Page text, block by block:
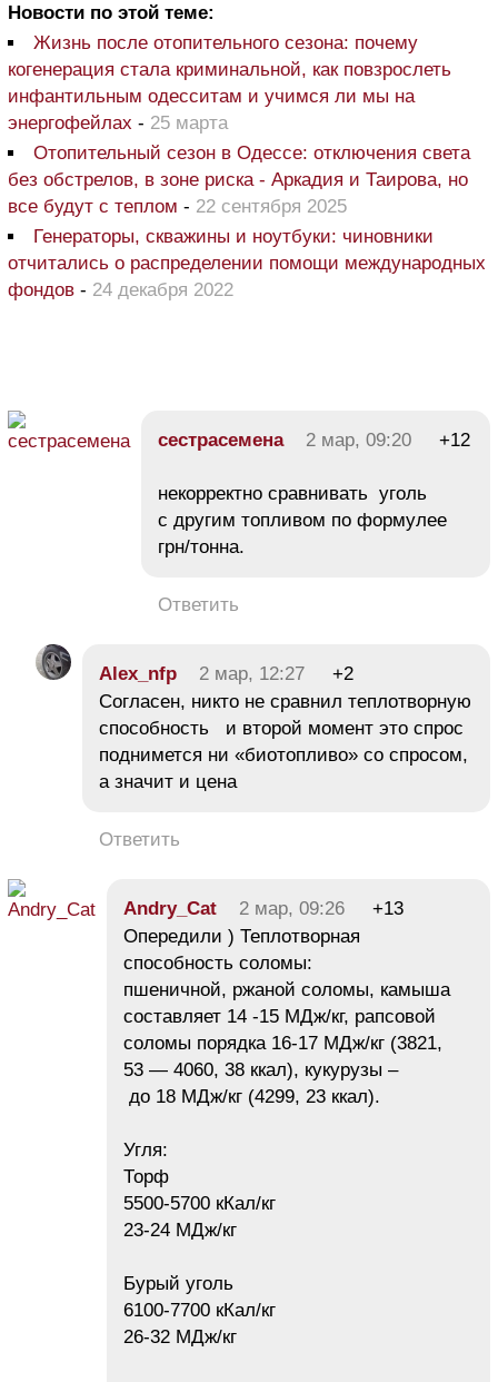
Новости по этой теме:
Жизнь после отопительного сезона: почему
когенерация стала криминальной, как повзрослеть
инфантильным одесситам и учимся ли мы на
энергофейлах - 25 марта
Отопительный сезон в Одессе: отключения света
без обстрелов, в зоне риска - Аркадия и Таирова, но
все будут с теплом - 22 сентября 2025
Генераторы, скважины и ноутбуки: чиновники
отчитались о распределении помощи международных
фондов - 24 декабря 2022
сестрасемена 2 мар, 09:20 +12
некорректно сравнивать уголь
с другим топливом по формулее
грн/тонна.
Ответить
Alex_nfp 2 мар, 12:27
+2
Согласен, никто не сравнил теплотворную
способность и второй момент это спрос
поднимется ни «биотопливо» со спросом,
а значит и цена
Ответить
Andry_Cat 2 мар, 09:26
+13
Опередили ) Теплотворная
способность соломы:
пшеничной, ржаной соломы, камыша
составляет 14 -15 МДж/кг, рапсовой
соломы порядка 16-17 МДж/кг (3821,
53 — 4060, 38 ккал), кукурузы –
до 18 МДж/кг (4299, 23 ккал).
Угля:
Торф
5500-5700 кКал/кг
23-24 МДж/кг
Бурый уголь
6100-7700 кКал/кг
26-32 МДж/кг